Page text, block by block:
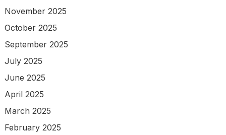
November 2025
October 2025
September 2025
July 2025
June 2025
April 2025
March 2025
February 2025